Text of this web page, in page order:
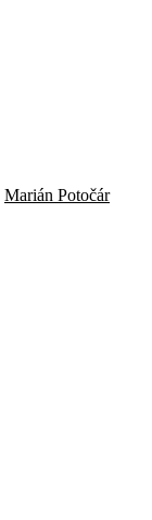
Marián Potočár